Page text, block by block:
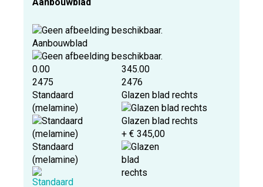
Aanbouwblad
0.00
2475
Standaard
(melamine)
Standaard
(melamine)
345.00
2476
Glazen blad rechts
Glazen blad rechts
+ € 345,00